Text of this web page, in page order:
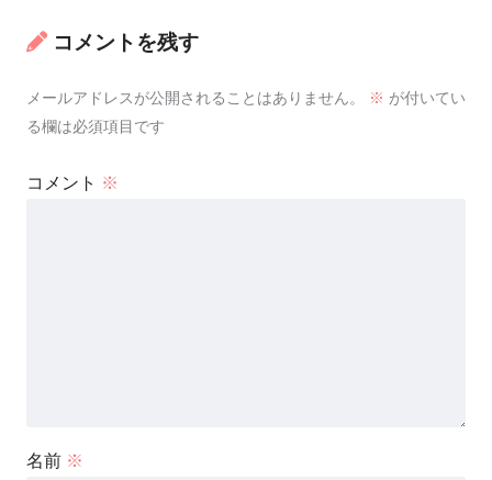
コメントを残す
メールアドレスが公開されることはありません。 ※ が付いてい
る欄は必須項目です
コメント ※
名前 ※